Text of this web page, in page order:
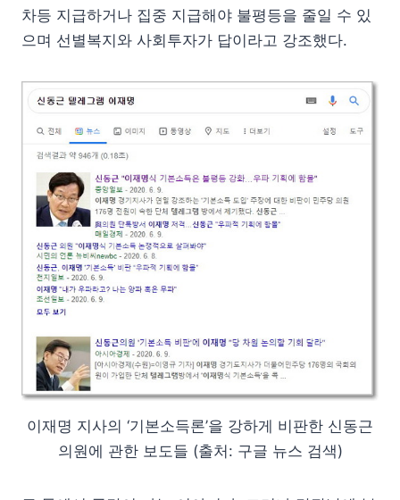
차등 지급하거나 집중 지급해야 불평등을 줄일 수 있
으며 선별복지와 사회투자가 답이라고 강조했다.
이재명 지사의 ‘기본소득론’을 강하게 비판한 신동근
의원에 관한 보도들 (출처: 구글 뉴스 검색)